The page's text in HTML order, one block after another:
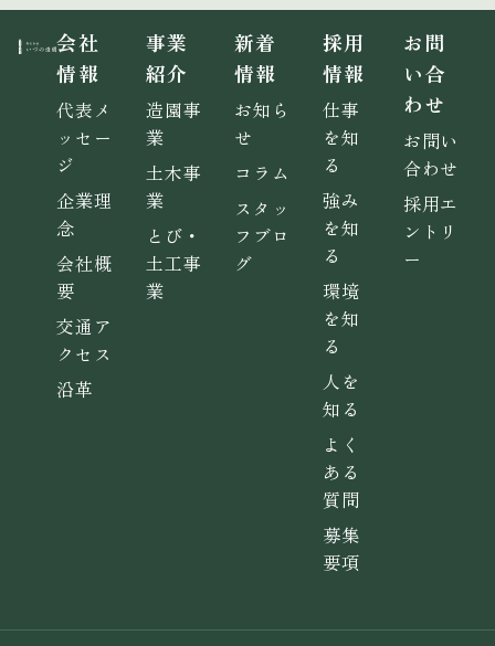
会社
情報
代表メ
ッセー
ジ
企業理
念
会社概
要
交通ア
クセス
沿革
事業
紹介
造園事
業
土木事
業
とび・
土工事
業
新着
情報
お知ら
せ
コラム
スタッ
フブロ
グ
採用
情報
仕事
を知
る
強み
を知
る
環境
を知
る
人を
知る
よく
ある
質問
募集
要項
お問
い合
わせ
お問い
合わせ
採用エ
ントリ
ー